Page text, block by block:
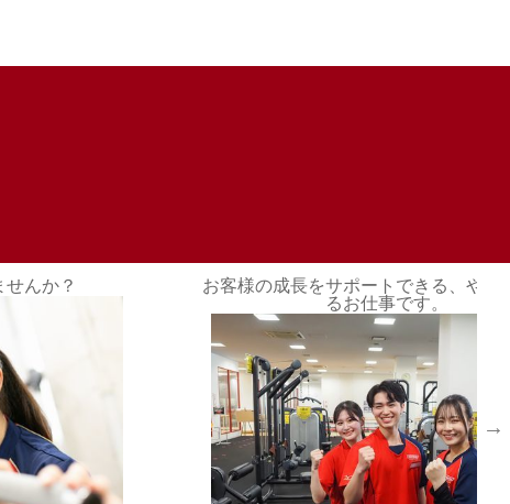
やりがいのあ 将来インストラクターや教師を目指
様々な経験ができます